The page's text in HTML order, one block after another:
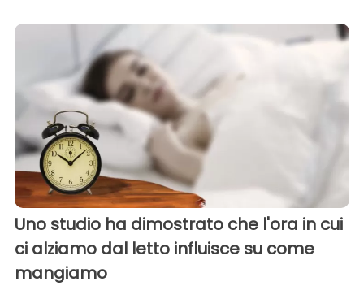
Uno studio ha dimostrato che l'ora in cui
ci alziamo dal letto influisce su come
mangiamo